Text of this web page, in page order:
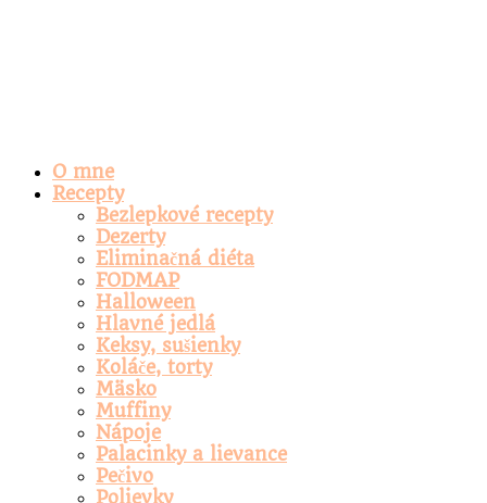
O mne
Recepty
Bezlepkové recepty
Dezerty
Eliminačná diéta
FODMAP
Halloween
Hlavné jedlá
Keksy, sušienky
Koláče, torty
Mäsko
Muffiny
Nápoje
Palacinky a lievance
Pečivo
Polievky